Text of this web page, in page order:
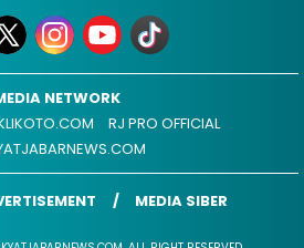
NETWORK
RJ PRO OFFICIAL
MEDIA SIBER